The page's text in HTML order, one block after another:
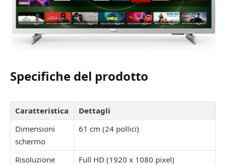
Specifiche del prodotto
Caratteristica
Dettagli
Dimensioni
schermo
61 cm (24 pollici)
Risoluzione
Full HD (1920 x 1080 pixel)